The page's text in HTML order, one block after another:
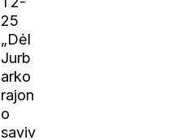
25
„Dėl
Jurb
arko
rajon
o
saviv